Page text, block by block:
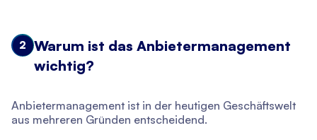
2
Warum ist das Anbietermanagement
wichtig?
Anbietermanagement ist in der heutigen Geschäftswelt
aus mehreren Gründen entscheidend.